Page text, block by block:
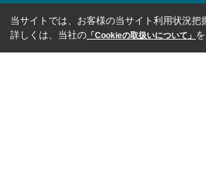
当サイトでは、お客様の当サイト利用状況
詳しくは、当社の 「Cookieの取扱いについて」